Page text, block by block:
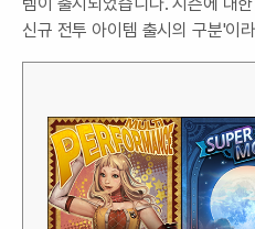
템이 출시되었습니다. 시즌에 대
신규 전투 아이템 출시의 구분'이